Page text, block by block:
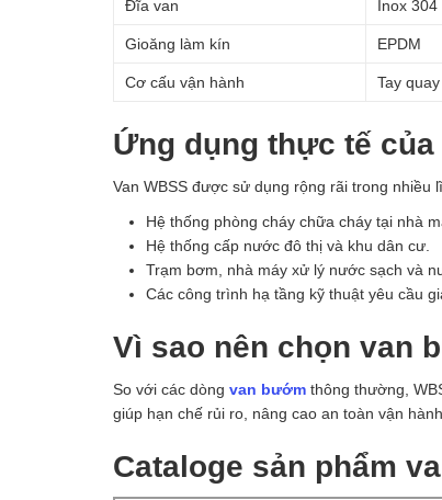
Đĩa van Inox 304
Gioăng làm kín EPDM
Cơ cấu vận hành Tay
Ứng dụng thực tế
Van WBSS được sử dụng rộng rãi trong nhiều
Hệ thống phòng cháy chữa cháy tại nhà
Hệ thống cấp nước đô thị và khu dân cư.
Trạm bơm, nhà máy xử lý nước sạch và
Các công trình hạ tầng kỹ thuật yêu cầu
Vì sao nên chọn van
So với các dòng van bướm thông thường,
giúp hạn chế rủi ro, nâng cao an toàn vận
Cataloge sản phẩm